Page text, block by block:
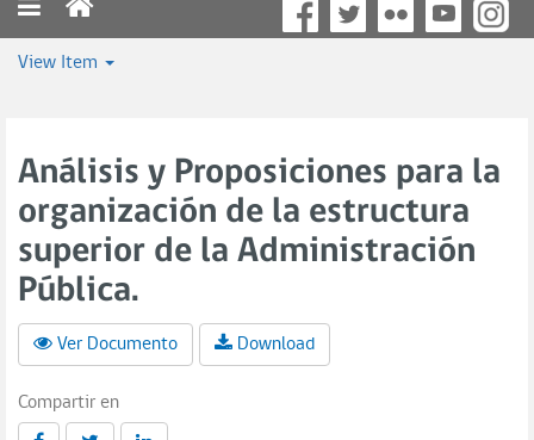
View Item
Análisis y Proposiciones para la
organización de la estructura
superior de la Administración
Pública.
Ver Documento Download
Compartir en